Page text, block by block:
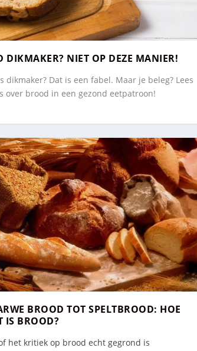
DIKMAKER? NIET OP DEZE MANIER!
dikmaker? Dat is een fabel. Maar je beleg? Lees
over brood in een gezond eetpatroon!
BROOD TOT SPELTBROOD: HOE
IS BROOD?
het kritiek op brood echt gegrond is